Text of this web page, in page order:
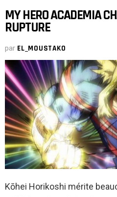
MY HERO ACADEMIA
RUPTURE
par EL_MOUSTAKO
Kōhei Horikoshi mérite